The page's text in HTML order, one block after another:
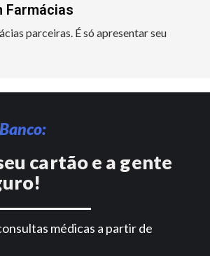
Farmácias
parceiras. É só apresentar seu
cartão e a gente
médicas a partir de